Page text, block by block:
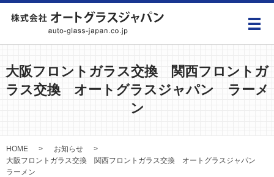
メ
大阪フロントガラス交換 関西フロントガ
ラス交換 オートグラスジャパン ラーメ
ン
HOME
お知らせ
大阪フロントガラス交換 関西フロントガラス交換 オートグラスジャパン
ラーメン